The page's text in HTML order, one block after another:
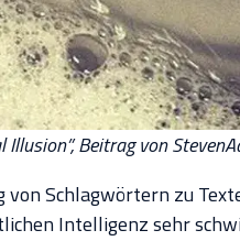
Illusion”, Beitrag von
von Schlagwörtern zu
Intelligenz sehr